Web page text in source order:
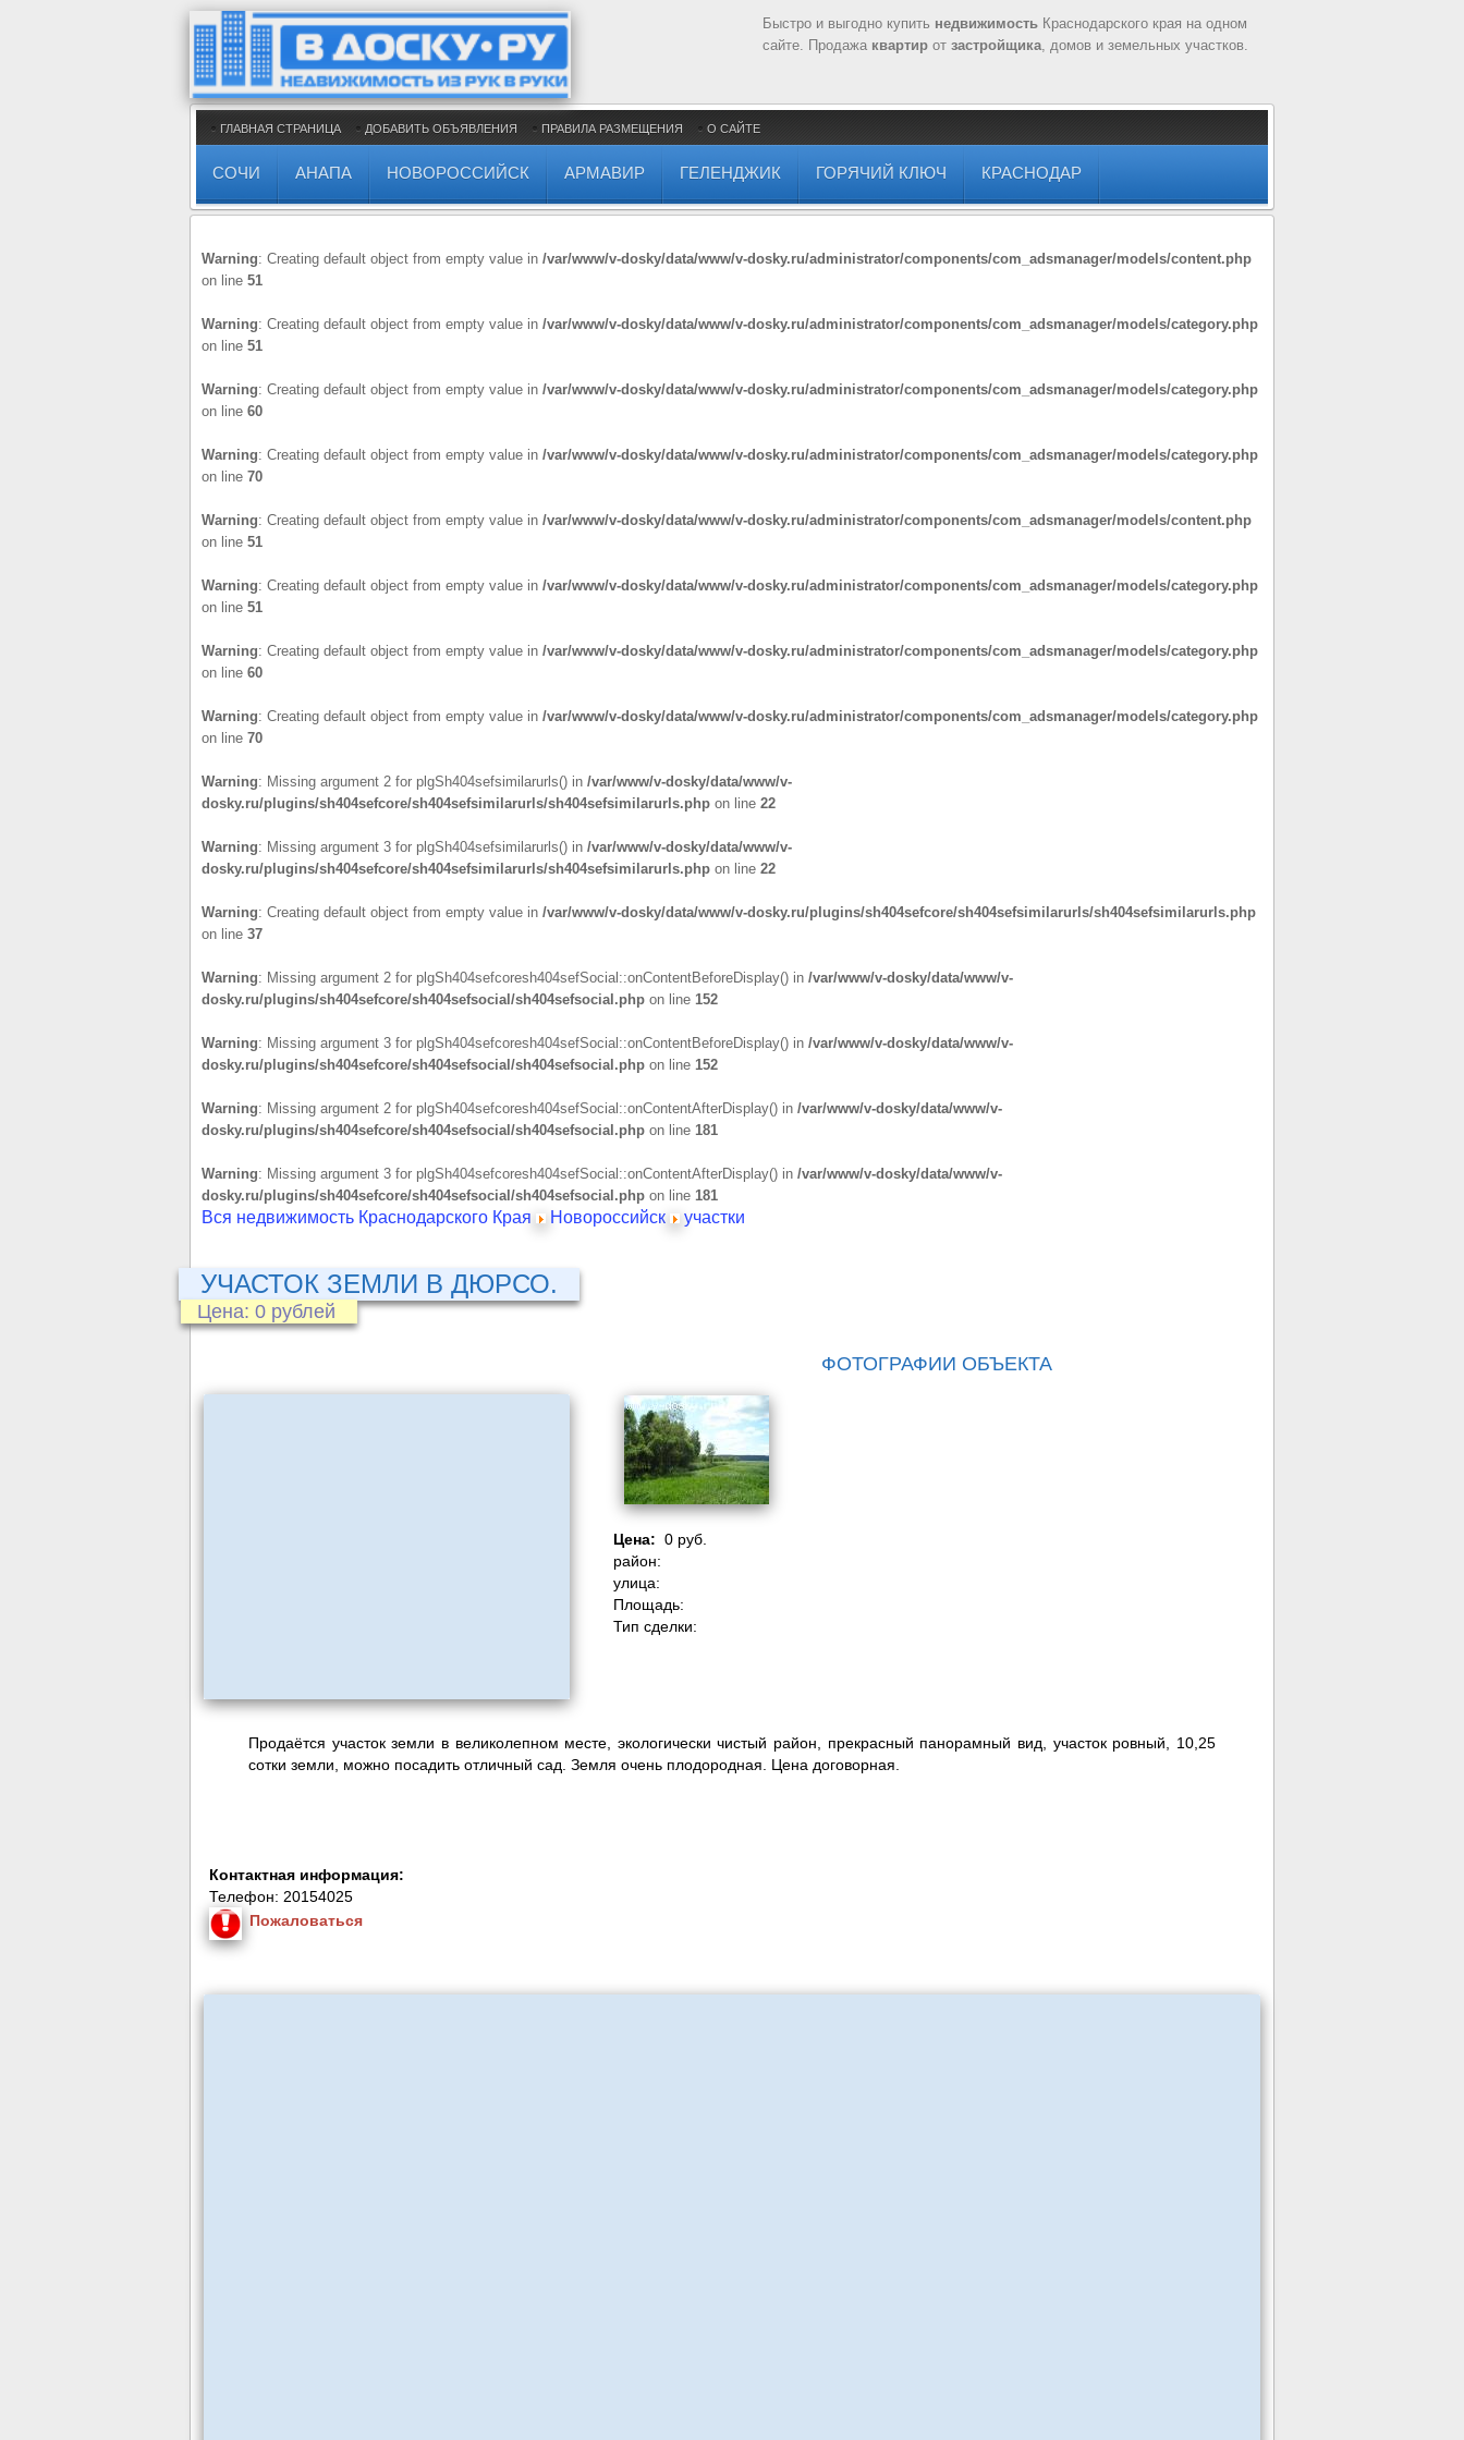
Быстро и выгодно купить недвижимость Краснодарского края на одном
сайте. Продажа квартир от застройщика, домов и земельных участков.
ГЛАВНАЯ СТРАНИЦА ДОБАВИТЬ ОБЪЯВЛЕНИЯ ПРАВИЛА РАЗМЕЩЕНИЯ О САЙТЕ
СОЧИ АНАПА НОВОРОССИЙСК АРМАВИР ГЕЛЕНДЖИК ГОРЯЧИЙ КЛЮЧ КРАСНОДАР
Warning: Creating default object from empty value in /var/www/v-dosky/data/www/v-dosky.ru/administrator/components/com_adsmanager/models/content.php
on line 51
Warning: Creating default object from empty value in /var/www/v-dosky/data/www/v-dosky.ru/administrator/components/com_adsmanager/models/category.php
on line 51
Warning: Creating default object from empty value in /var/www/v-dosky/data/www/v-dosky.ru/administrator/components/com_adsmanager/models/category.php
on line 60
Warning: Creating default object from empty value in /var/www/v-dosky/data/www/v-dosky.ru/administrator/components/com_adsmanager/models/category.php
on line 70
Warning: Creating default object from empty value in /var/www/v-dosky/data/www/v-dosky.ru/administrator/components/com_adsmanager/models/content.php
on line 51
Warning: Creating default object from empty value in /var/www/v-dosky/data/www/v-dosky.ru/administrator/components/com_adsmanager/models/category.php
on line 51
Warning: Creating default object from empty value in /var/www/v-dosky/data/www/v-dosky.ru/administrator/components/com_adsmanager/models/category.php
on line 60
Warning: Creating default object from empty value in /var/www/v-dosky/data/www/v-dosky.ru/administrator/components/com_adsmanager/models/category.php
on line 70
Warning: Missing argument 2 for plgSh404sefsimilarurls() in /var/www/v-dosky/data/www/v-
dosky.ru/plugins/sh404sefcore/sh404sefsimilarurls/sh404sefsimilarurls.php on line 22
Warning: Missing argument 3 for plgSh404sefsimilarurls() in /var/www/v-dosky/data/www/v-
dosky.ru/plugins/sh404sefcore/sh404sefsimilarurls/sh404sefsimilarurls.php on line 22
Warning: Creating default object from empty value in /var/www/v-dosky/data/www/v-dosky.ru/plugins/sh404sefcore/sh404sefsimilarurls/sh404sefsimilarurls.php
on line 37
Warning: Missing argument 2 for plgSh404sefcoresh404sefSocial::onContentBeforeDisplay() in /var/www/v-dosky/data/www/v-
dosky.ru/plugins/sh404sefcore/sh404sefsocial/sh404sefsocial.php on line 152
Warning: Missing argument 3 for plgSh404sefcoresh404sefSocial::onContentBeforeDisplay() in /var/www/v-dosky/data/www/v-
dosky.ru/plugins/sh404sefcore/sh404sefsocial/sh404sefsocial.php on line 152
Warning: Missing argument 2 for plgSh404sefcoresh404sefSocial::onContentAfterDisplay() in /var/www/v-dosky/data/www/v-
dosky.ru/plugins/sh404sefcore/sh404sefsocial/sh404sefsocial.php on line 181
Warning: Missing argument 3 for plgSh404sefcoresh404sefSocial::onContentAfterDisplay() in /var/www/v-dosky/data/www/v-
dosky.ru/plugins/sh404sefcore/sh404sefsocial/sh404sefsocial.php on line 181
Вся недвижимость Краснодарского Края Новороссийск участки
УЧАСТОК ЗЕМЛИ В ДЮРСО.
Цена: 0 рублей
ФОТОГРАФИИ ОБЪЕКТА
Цена: 0 руб.
район:
улица:
Площадь:
Тип сделки:
Продаётся участок земли в великолепном месте, экологически чистый район, прекрасный панорамный вид, участок ровный, 10,25
сотки земли, можно посадить отличный сад. Земля очень плодородная. Цена договорная.
Контактная информация:
Телефон: 20154025
Пожаловаться